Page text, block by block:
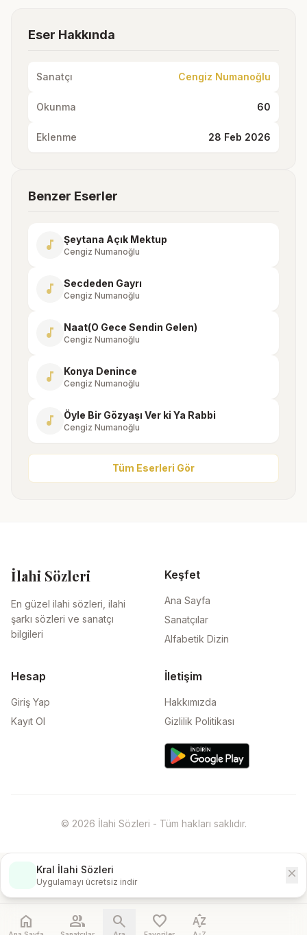
Eser Hakkında
Sanatçı Cengiz Numanoğlu
Okunma 60
Eklenme 28 Feb 2026
Benzer Eserler
music_note Şeytana Açık Mektup
Cengiz Numanoğlu
music_note Secdeden Gayrı
Cengiz Numanoğlu
music_note Naat(O Gece Sendin Gelen)
Cengiz Numanoğlu
music_note Konya Denince
Cengiz Numanoğlu
music_note Öyle Bir Gözyaşı Ver ki Ya Rabbi
Cengiz Numanoğlu
Tüm Eserleri Gör
İlahi Sözleri
En güzel ilahi sözleri, ilahi
şarkı sözleri ve sanatçı
bilgileri
Keşfet
Ana Sayfa
Sanatçılar
Alfabetik Dizin
Hesap
Giriş Yap
Kayıt Ol
İletişim
Hakkımızda
Gizlilik Politikası
© 2026 İlahi Sözleri - Tüm hakları saklıdır.
Kral İlahi Sözleri
Uygulamayı ücretsiz indir
close
home people search favorite sort_by_alpha